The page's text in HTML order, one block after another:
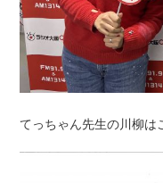
てっちゃん先生の川柳は